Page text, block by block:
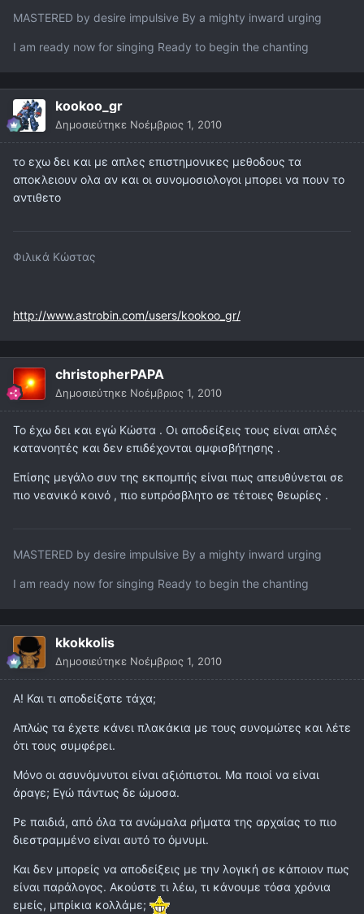
MASTERED by desire impulsive By a mighty inward urging
I am ready now for singing Ready to begin the chanting
kookoo_gr
Δημοσιεύτηκε Νοέμβριος 1, 2010
το εχω δει και με απλες επιστημονικες μεθοδους τα
αποκλειουν ολα αν και οι συνομοσιολογοι μπορει να πουν το
αντιθετο
Φιλικά Κώστας
http://www.astrobin.com/users/kookoo_gr/
christopherPAPA
Δημοσιεύτηκε Νοέμβριος 1, 2010
Το έχω δει και εγώ Κώστα . Οι αποδείξεις τους είναι απλές
κατανοητές και δεν επιδέχονται αμφισβήτησης .
Επίσης μεγάλο συν της εκπομπής είναι πως απευθύνεται σε
πιο νεανικό κοινό , πιο ευπρόσβλητο σε τέτοιες θεωρίες .
MASTERED by desire impulsive By a mighty inward urging
I am ready now for singing Ready to begin the chanting
kkokkolis
Δημοσιεύτηκε Νοέμβριος 1, 2010
Α! Και τι αποδείξατε τάχα;
Απλώς τα έχετε κάνει πλακάκια με τους συνομώτες και λέτε
ότι τους συμφέρει.
Μόνο οι ασυνόμνυτοι είναι αξιόπιστοι. Μα ποιοί να είναι
άραγε; Εγώ πάντως δε ώμοσα.
Ρε παιδιά, από όλα τα ανώμαλα ρήματα της αρχαίας το πιο
διεστραμμένο είναι αυτό το όμνυμι.
Και δεν μπορείς να αποδείξεις με την λογική σε κάποιον πως
είναι παράλογος. Ακούστε τι λέω, τι κάνουμε τόσα χρόνια
εμείς, μπρίκια κολλάμε;